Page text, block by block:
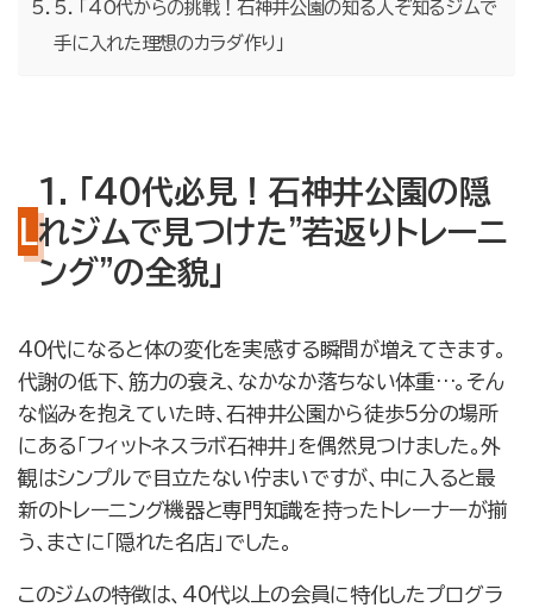
5. 「40代からの挑戦！石神井公園の知る人ぞ知るジムで
手に入れた理想のカラダ作り」
1. 「40代必見！石神井公園の隠
れジムで見つけた”若返りトレーニ
ング”の全貌」
40代になると体の変化を実感する瞬間が増えてきます。
代謝の低下、筋力の衰え、なかなか落ちない体重…。そん
な悩みを抱えていた時、石神井公園から徒歩5分の場所
にある「フィットネスラボ石神井」を偶然見つけました。外
観はシンプルで目立たない佇まいですが、中に入ると最
新のトレーニング機器と専門知識を持ったトレーナーが揃
う、まさに「隠れた名店」でした。
このジムの特徴は、40代以上の会員に特化したプログラ